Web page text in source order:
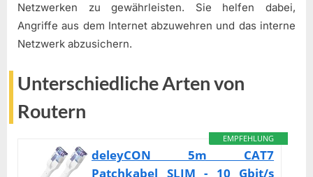
Netzwerken zu gewährleisten. Sie helfen dabei,
Angriffe aus dem Internet abzuwehren und das interne
Netzwerk abzusichern.
Unterschiedliche Arten von
Routern
EMPFEHLUNG
deleyCON 5m CAT7
Patchkabel SLIM - 10 Gbit/s